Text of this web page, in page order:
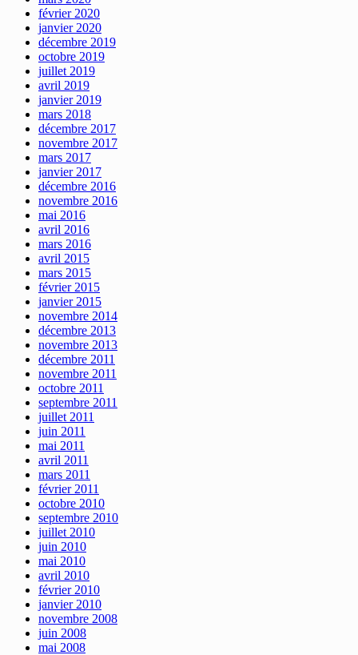
février 2020
janvier 2020
décembre 2019
octobre 2019
juillet 2019
avril 2019
janvier 2019
mars 2018
décembre 2017
novembre 2017
mars 2017
janvier 2017
décembre 2016
novembre 2016
mai 2016
avril 2016
mars 2016
avril 2015
mars 2015
février 2015
janvier 2015
novembre 2014
décembre 2013
novembre 2013
décembre 2011
novembre 2011
octobre 2011
septembre 2011
juillet 2011
juin 2011
mai 2011
avril 2011
mars 2011
février 2011
octobre 2010
septembre 2010
juillet 2010
juin 2010
mai 2010
avril 2010
février 2010
janvier 2010
novembre 2008
juin 2008
mai 2008